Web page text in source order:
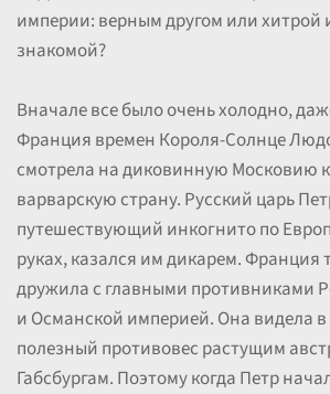
империи: верным другом или хитрой
знакомой?
Вначале все было очень холодно,
Франция времен Короля-Солнце
смотрела на диковинную Московию
варварскую страну. Русский царь
путешествующий инкогнито по
руках, казался им дикарем. Франция
дружила с главными противниками
и Османской империей. Она видела
полезный противовес растущим
Габсбургам. Поэтому когда Петр